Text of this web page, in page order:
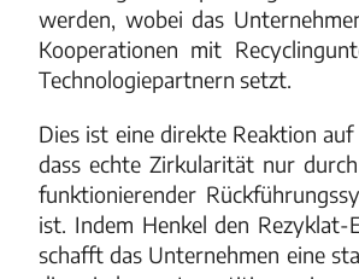
werden, wobei das
Kooperationen mit
Technologiepartnern setzt.
Dies ist eine direkte Reaktion
dass echte Zirkularität nur
funktionierender
ist. Indem Henkel den Rezyklat-
schafft das Unternehmen eine